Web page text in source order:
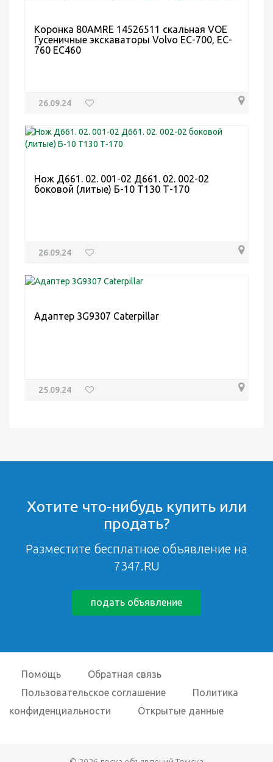
Коронка 80AMRE 14526511 скальная VOE
Гусеничные экскаваторы Volvo EC-700, EC-
760 EC460
26.09.24
Нож Д661. 02. 001-02 Д661. 02. 002-02
боковой (литые) Б-10 Т130 Т-170
26.09.24
Адаптер 3G9307 Caterpillar
25.09.24
Хотите что-нибудь купить или
продать?
Разместите бесплатное объявление на
7347.RU
подать объявление
Помощь
Обратная связь
Пользовательское соглашение
Политика
конфиденциальности
Открытые данные